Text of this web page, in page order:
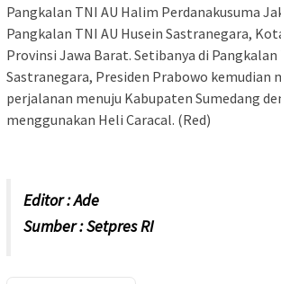
Pangkalan TNI AU Halim Perdanakusuma
Pangkalan TNI AU Husein Sastranegara,
Provinsi Jawa Barat. Setibanya di Pangkalan
Sastranegara, Presiden Prabowo kemudian
perjalanan menuju Kabupaten Sumedang
menggunakan Heli Caracal. (Red)
Editor : Ade
Sumber : Setpres RI